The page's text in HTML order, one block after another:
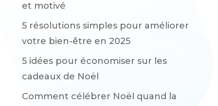
et motivé
5 résolutions simples pour améliorer
votre bien-être en 2025
5 idées pour économiser sur les
cadeaux de Noël
Comment célébrer Noël quand la